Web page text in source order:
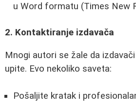
u Word formatu (Times New
2. Kontaktiranje izdavača
Mnogi autori se žale da
upite. Evo nekoliko saveta:
Pošaljite kratak i